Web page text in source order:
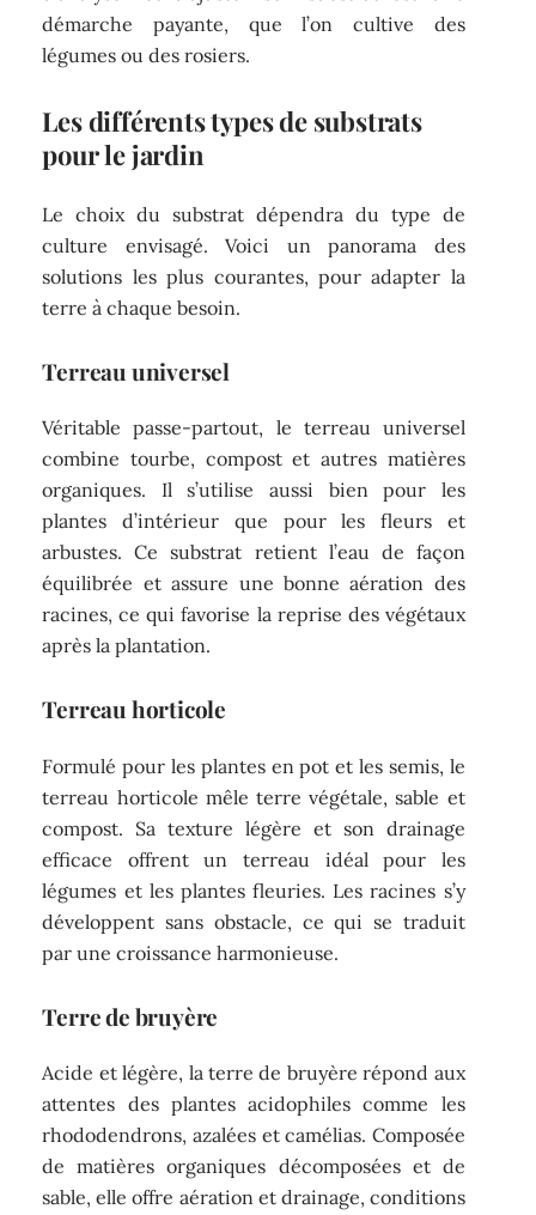
démarche payante, que l’on cultive des
légumes ou des rosiers.
Les différents types de substrats
pour le jardin
Le choix du substrat dépendra du type de
culture envisagé. Voici un panorama des
solutions les plus courantes, pour adapter la
terre à chaque besoin.
Terreau universel
Véritable passe-partout, le terreau universel
combine tourbe, compost et autres matières
organiques. Il s’utilise aussi bien pour les
plantes d’intérieur que pour les fleurs et
arbustes. Ce substrat retient l’eau de façon
équilibrée et assure une bonne aération des
racines, ce qui favorise la reprise des végétaux
après la plantation.
Terreau horticole
Formulé pour les plantes en pot et les semis, le
terreau horticole mêle terre végétale, sable et
compost. Sa texture légère et son drainage
efficace offrent un terreau idéal pour les
légumes et les plantes fleuries. Les racines s’y
développent sans obstacle, ce qui se traduit
par une croissance harmonieuse.
Terre de bruyère
Acide et légère, la terre de bruyère répond aux
attentes des plantes acidophiles comme les
rhododendrons, azalées et camélias. Composée
de matières organiques décomposées et de
sable, elle offre aération et drainage, conditions